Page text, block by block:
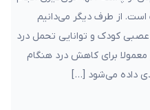
است. از طرف دیگر می‌دانیم
کودک و توانایی تحمل درد
برای کاهش درد هنگام
داده می‌شود […]